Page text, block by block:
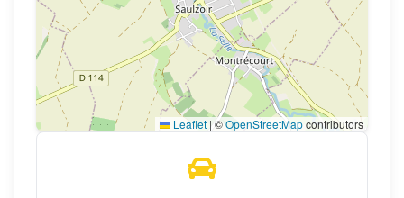
Leaflet | ©OpenStreetMapcontributors